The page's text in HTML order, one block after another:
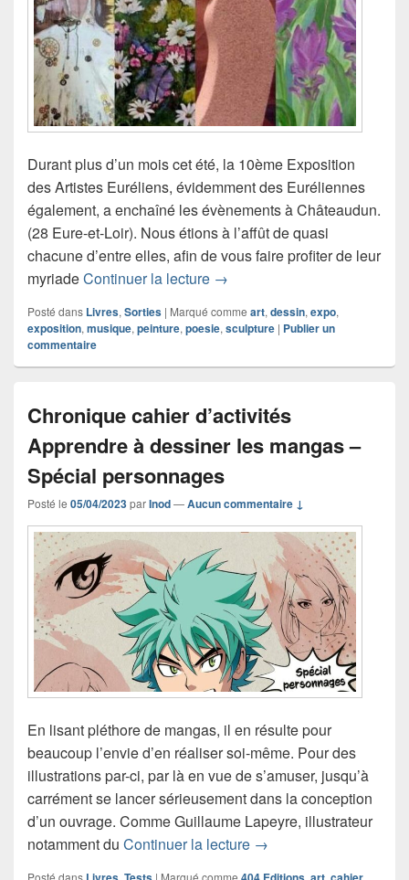
Durant plus d’un mois cet été, la 10ème Exposition
des Artistes Euréliens, évidemment des Euréliennes
également, a enchaîné les évènements à Châteaudun.
(28 Eure-et-Loir). Nous étions à l’affût de quasi
chacune d’entre elles, afin de vous faire profiter de leur
myriadeContinuer la lecture Reportage 10ème
→
Posté dans Livres, Sorties | Marqué comme art, dessin, expo,
exposition, musique, peinture, poesie, sculpture | Publier un
commentaire
Chronique cahier d’activités
Apprendre à dessiner les mangas –
Spécial personnages
Posté le 05/04/2023parInod—Aucun commentaire ↓
En lisant pléthore de mangas, il en résulte pour
beaucoup l’envie d’en réaliser soi-même. Pour des
illustrations par-ci, par là en vue de s’amuser, jusqu’à
carrément se lancer sérieusement dans la conception
d’un ouvrage. Comme Guillaume Lapeyre, illustrateur
notamment du Continuer la lecture Chronique cahier
→